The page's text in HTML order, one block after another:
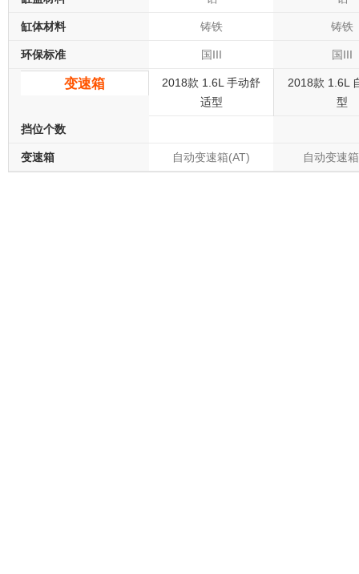
缸体材料 铸铁 铸铁
环保标准 国III 国III
变速箱
2018款 1.6L 手动舒
适型
2018款 1.6L
型
挡位个数
变速箱 自动变速箱(AT) 自动变速